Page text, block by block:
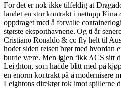
For det er nok ikke tilfeldig at
landet en stor kontrakt i nettopp Kina
oppdraget med å forvalte
største eksporthavnene. Og ti år
Cristiano Ronaldo & co fly helt til
hodet siden reisen brøt med hvordan
burde være. Men igjen fikk ACS sitt
Leighton, som hadde blitt med på
en enorm kontrakt på å modernisere
Leightons direktør tok imot spillerne